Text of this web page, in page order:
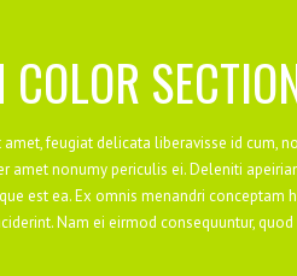
feugiat delicata liberavisse id cum,
amet nonumy periculis ei. Deleniti
est ea. Ex omnis menandri conceptam
Nam ei eirmod consequuntur,